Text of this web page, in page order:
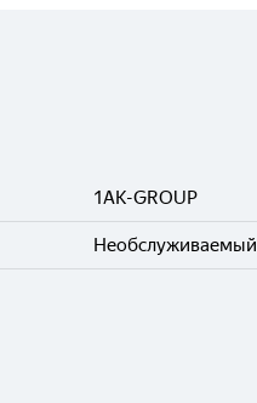
1AK-GROUP
Необслуживаемый